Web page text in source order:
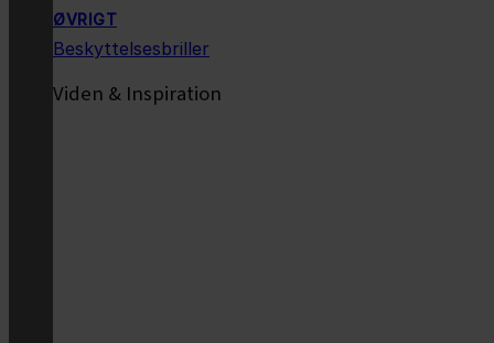
ØVRIGT
Beskyttelsesbriller
Viden & Inspiration